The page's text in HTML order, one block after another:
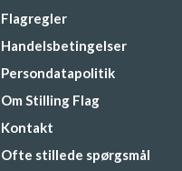
Flagregler
Handelsbetingelser
Persondatapolitik
Om Stilling Flag
Kontakt
Ofte stillede spørgsmål